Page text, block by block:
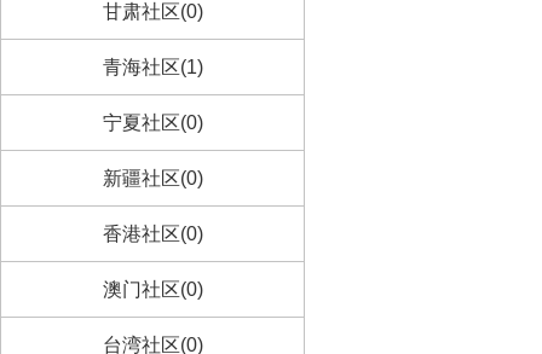
甘肃社区(0)
青海社区(1)
宁夏社区(0)
新疆社区(0)
香港社区(0)
澳门社区(0)
台湾社区(0)